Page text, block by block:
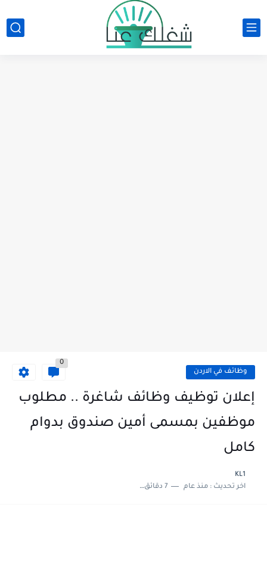
وظائف في الاردن
0
إعلان توظيف وظائف شاغرة .. مطلوب
موظفين بمسمى أمين صندوق بدوام
كامل
KL1
اخر تحديث :منذ عام 7 دقائق للقراءة